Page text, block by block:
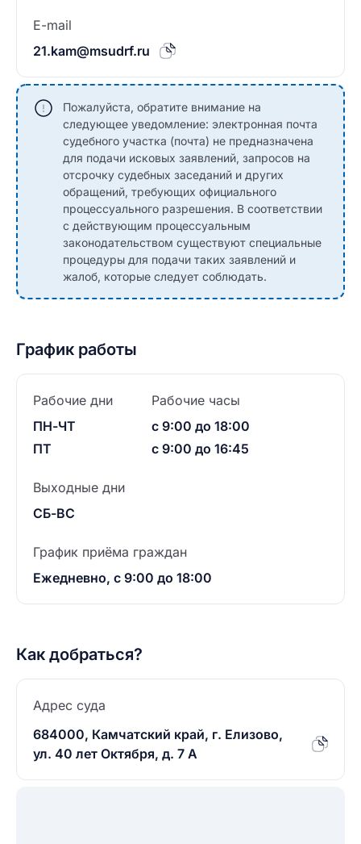
E-mail
21.kam@msudrf.ru
Пожалуйста, обратите внимание на
следующее уведомление: электронная почта
судебного участка (почта) не предназначена
для подачи исковых заявлений, запросов на
отсрочку судебных заседаний и других
обращений, требующих официального
процессуального разрешения. В соответствии
с действующим процессуальным
законодательством существуют специальные
процедуры для подачи таких заявлений и
жалоб, которые следует соблюдать.
График работы
Рабочие дни
ПН-ЧТ
ПТ
Рабочие часы
с 9:00 до 18:00
с 9:00 до 16:45
Выходные дни
СБ-ВС
График приёма граждан
Ежедневно, с 9:00 до 18:00
Как добраться?
Адрес суда
684000, Камчатский край, г. Елизово,
ул. 40 лет Октября, д. 7 А